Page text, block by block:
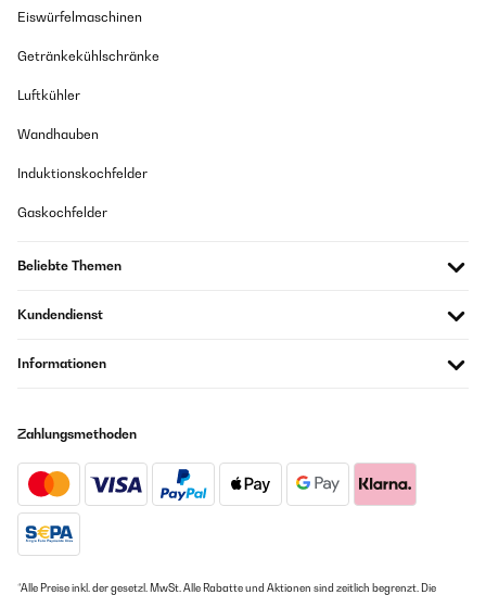
Eiswürfelmaschinen
Getränkekühlschränke
Luftkühler
Wandhauben
Induktionskochfelder
Gaskochfelder
Beliebte Themen
Kundendienst
Informationen
Zahlungsmethoden
*Alle Preise inkl. der gesetzl. MwSt. Alle Rabatte und Aktionen sind zeitlich begrenzt. Die